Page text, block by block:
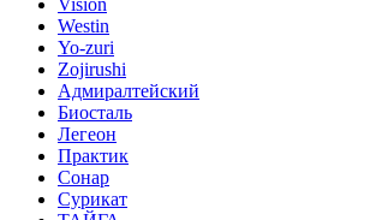
Vision
Westin
Yo-zuri
Zojirushi
Адмиралтейский
Биосталь
Легеон
Практик
Сонар
Сурикат